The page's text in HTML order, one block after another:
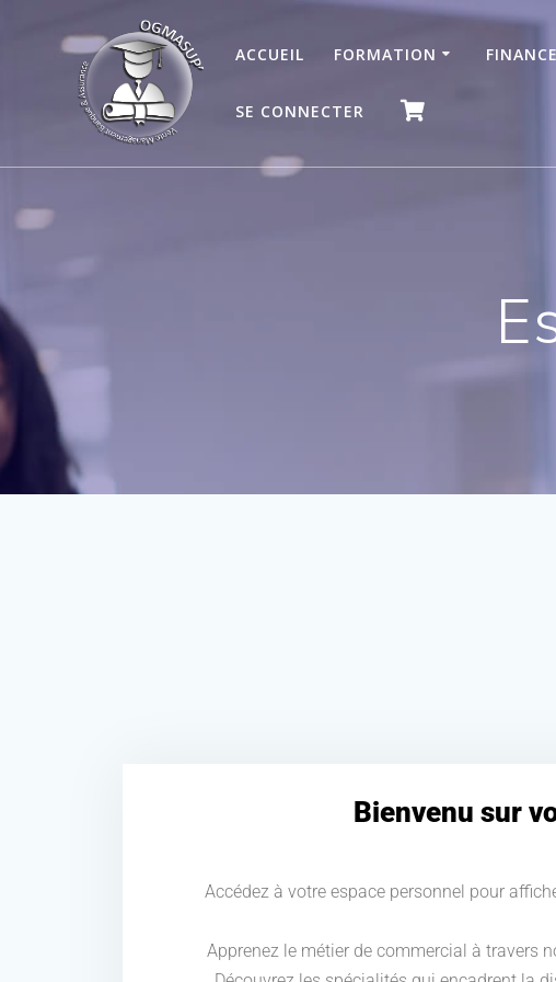
ACCUEIL FORMATION
SE CONNECTER
Bienvenu sur
Accédez à votre espace personnel pour
Apprenez le métier de commercial à travers